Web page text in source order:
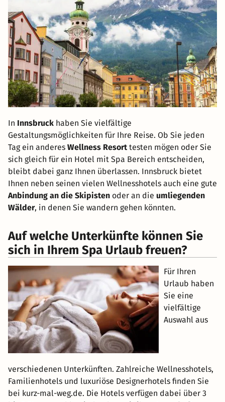
In Innsbruck haben Sie vielfältige
Gestaltungsmöglichkeiten für Ihre Reise. Ob Sie jeden
Tag ein anderes Wellness Resorttesten mögen oder Sie
sich gleich für ein Hotel mit Spa Bereich entscheiden,
bleibt dabei ganz Ihnen überlassen. Innsbruck bietet
Ihnen neben seinen vielen Wellnesshotels auch eine gute
Anbindung an die Skipisten oder an die umliegenden
Wälder, in denen Sie wandern gehen könnten.
Auf welche Unterkünfte können Sie
sich in Ihrem Spa Urlaub freuen?
Für Ihren
Urlaub haben
Sie eine
vielfältige
Auswahl aus
verschiedenen Unterkünften. Zahlreiche Wellnesshotels,
Familienhotels und luxuriöse Designerhotels finden Sie
bei kurz-mal-weg.de. Die Hotels verfügen dabei über 3